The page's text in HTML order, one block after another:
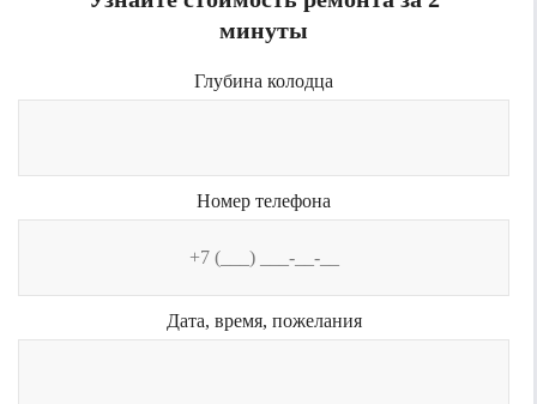
минуты
Глубина колодца
Номер телефона
Дата, время, пожелания